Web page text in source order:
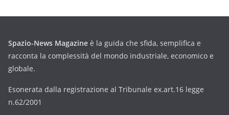
Spazio-News Magazine è la guida che sfida, semplifica e
racconta la complessità del mondo industriale, economico e
globale.
Esonerata dalla registrazione al Tribunale ex.art.16 legge
n.62/2001